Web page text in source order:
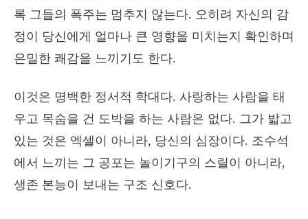
록 그들의 폭주는 멈추지 않는다. 오히려 자신의 감
정이 당신에게 얼마나 큰 영향을 미치는지 확인하며
은밀한 쾌감을 느끼기도 한다.
이것은 명백한 정서적 학대다. 사랑하는 사람을 태
우고 목숨을 건 도박을 하는 사람은 없다. 그가 밟고
있는 것은 엑셀이 아니라, 당신의 심장이다. 조수석
에서 느끼는 그 공포는 놀이기구의 스릴이 아니라,
생존 본능이 보내는 구조 신호다.